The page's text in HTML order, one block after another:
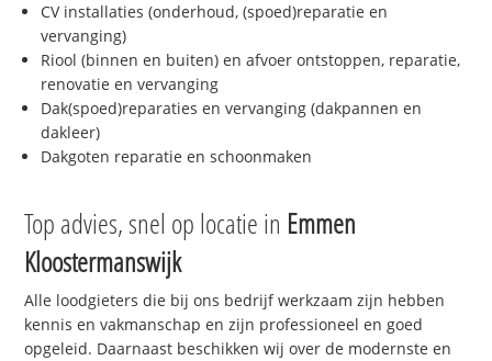
CV installaties (onderhoud, (spoed)reparatie en
vervanging)
Riool (binnen en buiten) en afvoer ontstoppen, reparatie,
renovatie en vervanging
Dak(spoed)reparaties en vervanging (dakpannen en
dakleer)
Dakgoten reparatie en schoonmaken
Top advies, snel op locatie in Emmen
Kloostermanswijk
Alle loodgieters die bij ons bedrijf werkzaam zijn hebben
kennis en vakmanschap en zijn professioneel en goed
opgeleid. Daarnaast beschikken wij over de modernste en